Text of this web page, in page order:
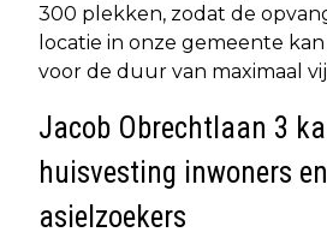
300 plekken, zodat de
locatie in onze gemeente
voor de duur van maximaal
Jacob Obrechtlaan 3
huisvesting inwoners
asielzoekers